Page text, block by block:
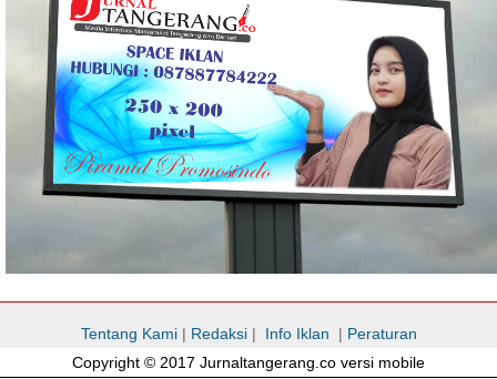
Tentang Kami| Redaksi| Info Iklan | Peraturan
Copyright © 2017 Jurnaltangerang.co versi mobile